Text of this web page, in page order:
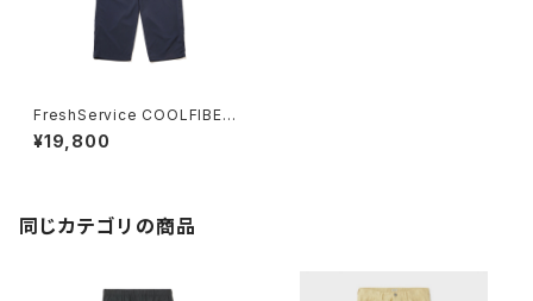
FreshService COOLFIBER®
RIPSTOP BAKER PANTS
¥19,800
同じカテゴリの商品